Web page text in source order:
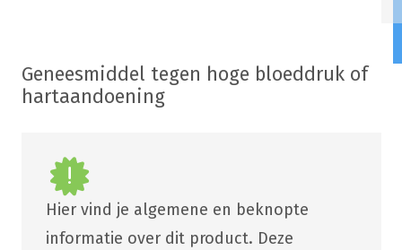
Geneesmiddel tegen hoge bloeddruk of
hartaandoening
Hier vind je algemene en beknopte
informatie over dit product. Deze